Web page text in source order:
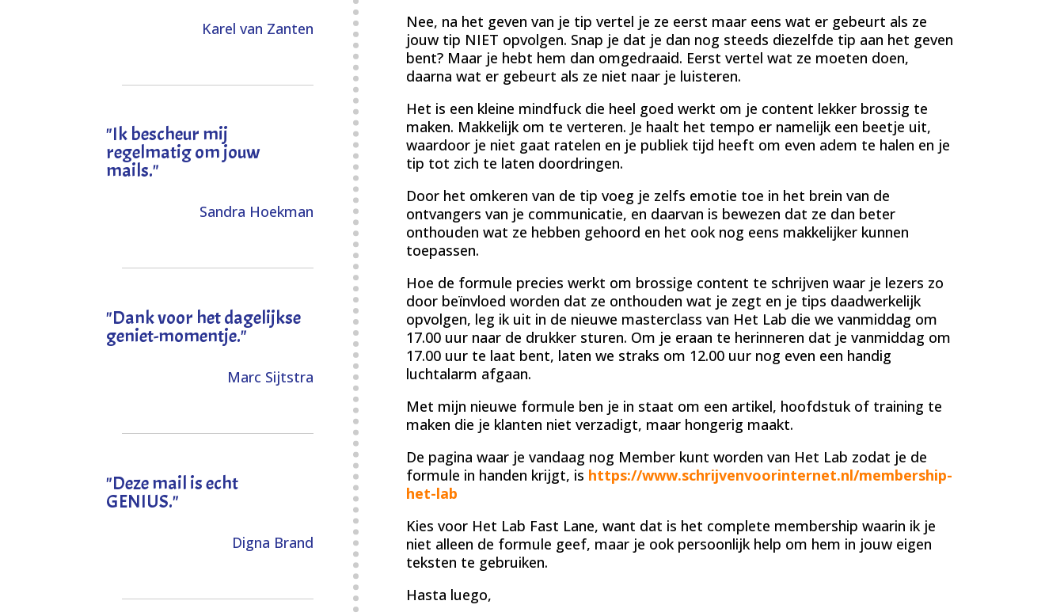
Karel van Zanten
"Ik bescheur mij
regelmatig om jouw
mails."
Sandra Hoekman
"Dank voor het dagelijkse
geniet-momentje."
Marc Sijtstra
"Deze mail is echt
GENIUS."
Digna Brand
Nee, na het geven van je tip vertel je ze eerst maar eens wat er gebeurt als ze
jouw tip NIET opvolgen. Snap je dat je dan nog steeds diezelfde tip aan het geven
bent? Maar je hebt hem dan omgedraaid. Eerst vertel wat ze moeten doen,
daarna wat er gebeurt als ze niet naar je luisteren.
Het is een kleine mindfuck die heel goed werkt om je content lekker brossig te
maken. Makkelijk om te verteren. Je haalt het tempo er namelijk een beetje uit,
waardoor je niet gaat ratelen en je publiek tijd heeft om even adem te halen en je
tip tot zich te laten doordringen.
Door het omkeren van de tip voeg je zelfs emotie toe in het brein van de
ontvangers van je communicatie, en daarvan is bewezen dat ze dan beter
onthouden wat ze hebben gehoord en het ook nog eens makkelijker kunnen
toepassen.
Hoe de formule precies werkt om brossige content te schrijven waar je lezers zo
door beïnvloed worden dat ze onthouden wat je zegt en je tips daadwerkelijk
opvolgen, leg ik uit in de nieuwe masterclass van Het Lab die we vanmiddag om
17.00 uur naar de drukker sturen. Om je eraan te herinneren dat je vanmiddag om
17.00 uur te laat bent, laten we straks om 12.00 uur nog even een handig
luchtalarm afgaan.
Met mijn nieuwe formule ben je in staat om een artikel, hoofdstuk of training te
maken die je klanten niet verzadigt, maar hongerig maakt.
De pagina waar je vandaag nog Member kunt worden van Het Lab zodat je de
formule in handen krijgt, is https://www.schrijvenvoorinternet.nl/membership-
het-lab
Kies voor Het Lab Fast Lane, want dat is het complete membership waarin ik je
niet alleen de formule geef, maar je ook persoonlijk help om hem in jouw eigen
teksten te gebruiken.
Hasta luego,